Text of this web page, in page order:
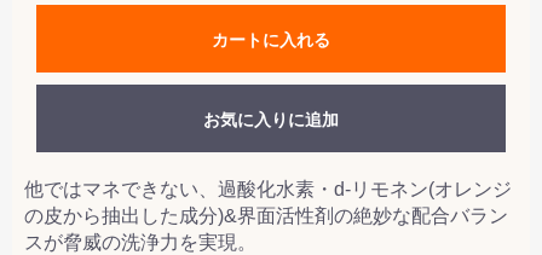
カートに入れる
お気に入りに追加
他ではマネできない、過酸化水素・d-リモネン(オレンジ
の皮から抽出した成分)&界面活性剤の絶妙な配合バラン
スが脅威の洗浄力を実現。